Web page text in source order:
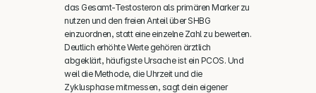
das Gesamt-Testosteron als primären Marker zu
nutzen und den freien Anteil über SHBG
einzuordnen, statt eine einzelne Zahl zu bewerten.
Deutlich erhöhte Werte gehören ärztlich
abgeklärt, häufigste Ursache ist ein PCOS. Und
weil die Methode, die Uhrzeit und die
Zyklusphase mitmessen, sagt dein eigener